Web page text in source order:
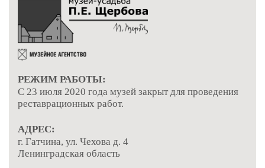
РЕЖИМ РАБОТЫ:
С 23 июля 2020 года музей закрыт для проведения
реставрационных работ.
АДРЕС:
г. Гатчина, ул. Чехова д. 4
Ленинградская область